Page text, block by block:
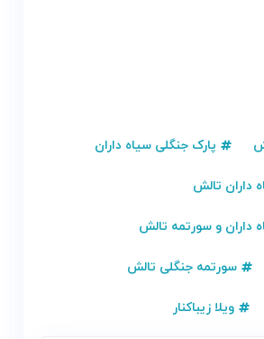
پارک جنگلی سیاه داران
داران تالش
داران و سورتمه تالش
سورتمه جنگلی تالش
ویلا زیباکنار